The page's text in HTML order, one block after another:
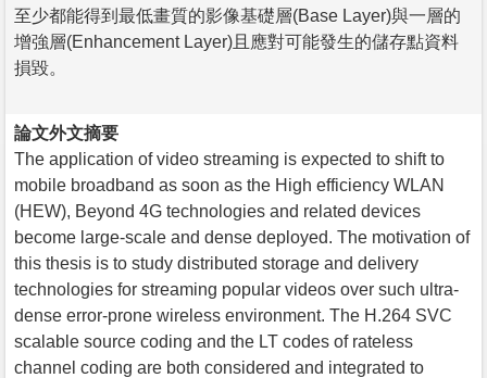
至少都能得到最低畫質的影像基礎層(Base Layer)與一層的
增強層(Enhancement Layer)且應對可能發生的儲存點資料
損毀。
論文外文摘要
The application of video streaming is expected to shift to
mobile broadband as soon as the High efficiency WLAN
(HEW), Beyond 4G technologies and related devices
become large-scale and dense deployed. The motivation of
this thesis is to study distributed storage and delivery
technologies for streaming popular videos over such ultra-
dense error-prone wireless environment. The H.264 SVC
scalable source coding and the LT codes of rateless
channel coding are both considered and integrated to